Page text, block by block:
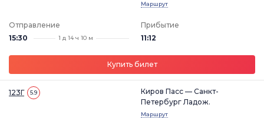
Маршрут
Отправление
15:30
1 д 14 ч 10 м
Прибытие
11:12
Купить билет
123Г 5.9
Киров Пасс — Санкт-
Петербург Ладож.
Маршрут